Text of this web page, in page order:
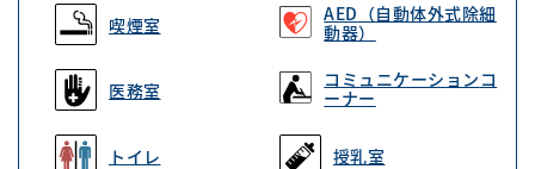
喫煙室 AED （自動体外式除細
動器）
医務室 コミュニケーション コ
ーナー
トイレ 授乳室